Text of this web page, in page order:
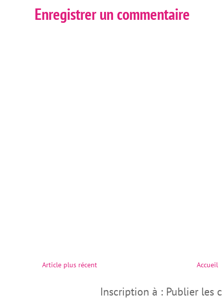
Enregistrer un commentaire
Article plus récent Accueil
Inscription à : Publier les